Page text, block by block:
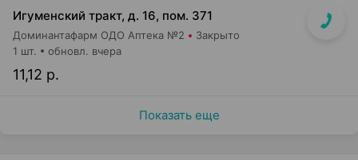
Игуменский тракт, д. 16, пом. 371
Доминантафарм ОДО Аптека №2 Закрыто
11,12 р.
1 шт. обновл. вчера
Показать еще